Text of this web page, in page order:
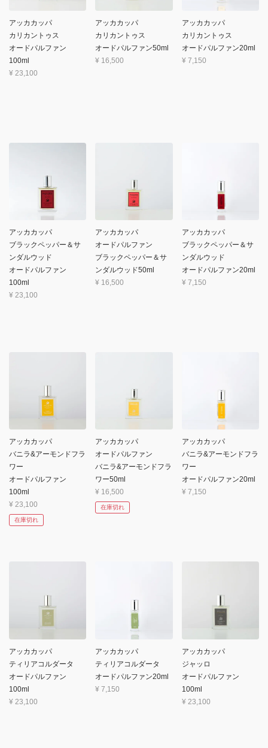
アッカカッパ
カリカントゥス
オードパルファン
100ml
¥ 23,100
アッカカッパ
カリカントゥス
オードパルファン50ml
¥ 16,500
アッカカッパ
カリカントゥス
オードパルファン20ml
¥ 7,150
アッカカッパ
ブラックペッパー＆サ
ンダルウッド
オードパルファン
100ml
¥ 23,100
アッカカッパ
オードパルファン
ブラックペッパー＆サ
ンダルウッド50ml
¥ 16,500
アッカカッパ
ブラックペッパー＆サ
ンダルウッド
オードパルファン20ml
¥ 7,150
アッカカッパ
バニラ&アーモンドフラ
ワー
オードパルファン
100ml
¥ 23,100
在庫切れ
アッカカッパ
オードパルファン
バニラ&アーモンドフラ
ワー50ml
¥ 16,500
在庫切れ
アッカカッパ
バニラ&アーモンドフラ
ワー
オードパルファン20ml
¥ 7,150
アッカカッパ
ティリアコルダータ
オードパルファン
100ml
¥ 23,100
アッカカッパ
ティリアコルダータ
オードパルファン20ml
¥ 7,150
アッカカッパ
ジャッロ
オードパルファン
100ml
¥ 23,100